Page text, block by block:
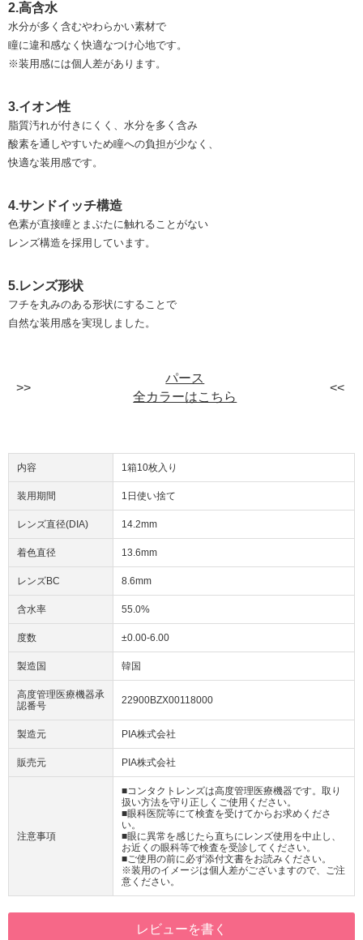
2.高含水
水分が多く含むやわらかい素材で
瞳に違和感なく快適なつけ心地です。
※装用感には個人差があります。
3.イオン性
脂質汚れが付きにくく、水分を多く含み
酸素を通しやすいため瞳への負担が少なく、
快適な装用感です。
4.サンドイッチ構造
色素が直接瞳とまぶたに触れることがない
レンズ構造を採用しています。
5.レンズ形状
フチを丸みのある形状にすることで
自然な装用感を実現しました。
パース
全カラーはこちら
内容 1箱10枚入り
装用期間 1日使い捨て
レンズ直径(DIA) 14.2mm
着色直径 13.6mm
レンズBC 8.6mm
含水率 55.0%
度数 ±0.00-6.00
製造国 韓国
高度管理医療機器承
認番号
22900BZX00118000
製造元 PIA株式会社
販売元 PIA株式会社
注意事項
■コンタクトレンズは高度管理医療機器です。取り
扱い方法を守り正しくご使用ください。
■眼科医院等にて検査を受けてからお求めくださ
い。
■眼に異常を感じたら直ちにレンズ使用を中止し、
お近くの眼科等で検査を受診してください。
■ご使用の前に必ず添付文書をお読みください。
※装用のイメージは個人差がございますので、ご注
意ください。
レビューを書く